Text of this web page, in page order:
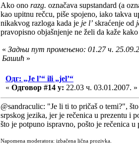
Ako ono razg. označava supstandard (a
kao upitnu rečcu, piše spojeno, iako takva
nikakvog razloga kada je je l’ skraćenje od
pravopisno objašnjenje ne želi da kaže
« Задњи пут промењено: 01.27 ч.
Башић »
Одг: „Je l’“ ili „jel’“
« Одговор #14 у: 22.03 ч. 03.01.2007. »
@sandraculic: "Je li ti to pričaš o temi?",
srpskog jezika, jer je rečenica u prezentu i
što je potpuno ispravno, pošto je rečenica
Napomena moderatora: izbačena lična prozivka.